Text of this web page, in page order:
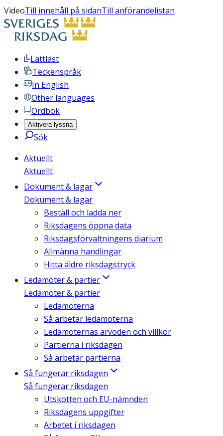
VideoTill innehåll på sidanTill anförandelistan
Lättläst
Teckenspråk
In English
Other languages
Ordbok
Aktivera lyssna
Sök
Aktuellt
Aktuellt
Dokument & lagar
Dokument & lagar
Beställ och ladda ner
Riksdagens öppna data
Riksdagsförvaltningens diarium
Allmänna handlingar
Hitta äldre riksdagstryck
Ledamöter & partier
Ledamöter & partier
Ledamöterna
Så arbetar ledamöterna
Ledamöternas arvoden och villkor
Partierna i riksdagen
Så arbetar partierna
Så fungerar riksdagen
Så fungerar riksdagen
Utskotten och EU-nämnden
Riksdagens uppgifter
Arbetet i riksdagen